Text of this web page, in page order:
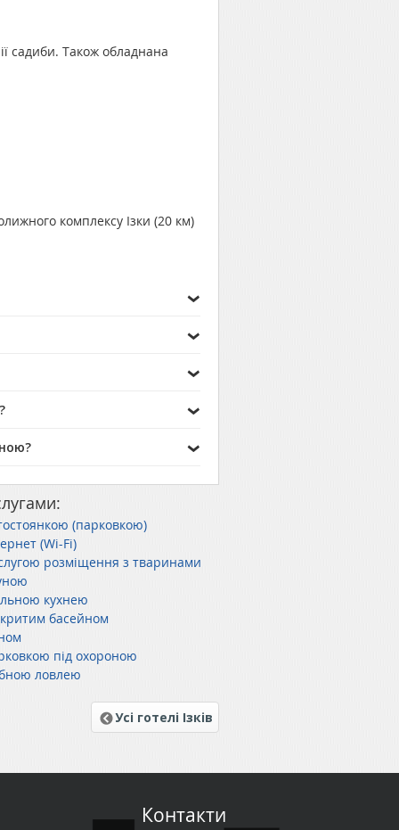
садиби. Також обладнана
комплексу Ізки (20 км)
(парковкою)
(Wi-Fi)
розміщення з тваринами
кухнею
басейном
під охороною
ловлею
Усі готелі Ізків
Контакти